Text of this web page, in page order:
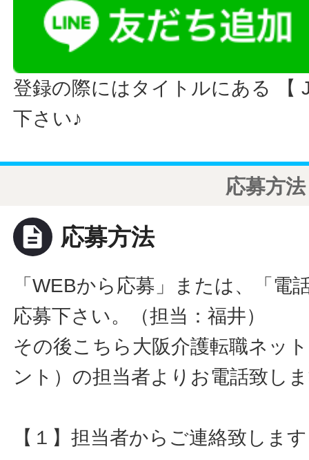
登録の際にはタイトルにある 【
下さい♪
応募方法
description 応募方法
「WEBから応募」または、「電
応募下さい。（担当：福井）
その後こちら大阪介護転職ネッ
ント）の担当者よりお電話致し
【１】担当者からご連絡致します